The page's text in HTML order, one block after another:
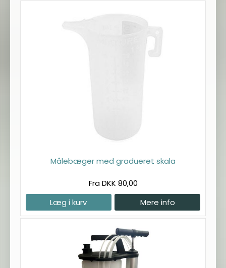
Målebæger med gradueret skala
Fra DKK 80,00
Læg i kurv
Mere info